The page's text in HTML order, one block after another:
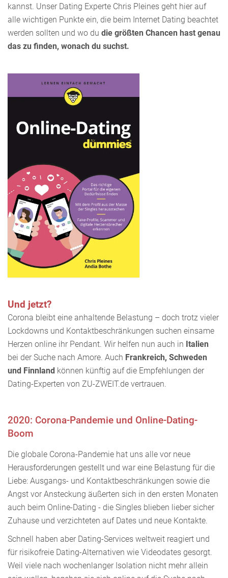
kannst. Unser Dating Experte Chris Pleines geht hier auf
alle wichtigen Punkte ein, die beim Internet Dating beachtet
werden sollten und wo du die größten Chancen hast genau
das zu finden, wonach du suchst.
Und jetzt?
Corona bleibt eine anhaltende Belastung – doch trotz vieler
Lockdowns und Kontaktbeschränkungen suchen einsame
Herzen online ihr Pendant. Wir helfen nun auch in Italien
bei der Suche nach Amore. Auch Frankreich, Schweden
und Finnland können künftig auf die Empfehlungen der
Dating-Experten von ZU-ZWEIT.de vertrauen.
2020: Corona-Pandemie und Online-Dating-
Boom
Die globale Corona-Pandemie hat uns alle vor neue
Herausforderungen gestellt und war eine Belastung für die
Liebe: Ausgangs- und Kontaktbeschränkungen sowie die
Angst vor Ansteckung äußerten sich in den ersten Monaten
auch beim Online-Dating - die Singles blieben lieber sicher
Zuhause und verzichteten auf Dates und neue Kontakte.
Schnell haben aber Dating-Services weltweit reagiert und
für risikofreie Dating-Alternativen wie Videodates gesorgt.
Weil viele nach wochenlanger Isolation nicht mehr allein